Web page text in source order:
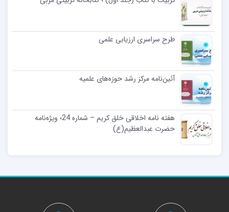
طرح سراسری ارزیابی علمی
آئین‌نامه مرکز رشد حوزه‌های علمیه
هفته نامه اخلاقی خلق کریم – شماره 24؛ ویژه‌نامه‌
حضرت‌ عبدالعظیم(ع)